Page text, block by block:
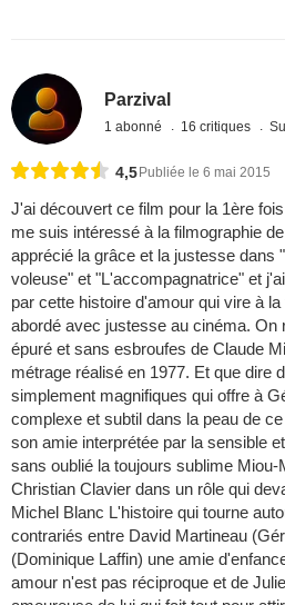
Parzival
1 abonné 16 critiques
4,5 Publiée le 6 mai 2015
J'ai découvert ce film pour la 1ère
me suis intéressé à la filmographie
apprécié la grâce et la justesse dans
voleuse" et "L'accompagnatrice" et
par cette histoire d'amour qui vire à
abordé avec justesse au cinéma. On
épuré et sans esbroufes de Claude
métrage réalisé en 1977. Et que dire
simplement magnifiques qui offre à
complexe et subtil dans la peau de
son amie interprétée par la sensible
sans oublié la toujours sublime Miou-
Christian Clavier dans un rôle qui
Michel Blanc L'histoire qui tourne
contrariés entre David Martineau
(Dominique Laffin) une amie
amour n'est pas réciproque et de